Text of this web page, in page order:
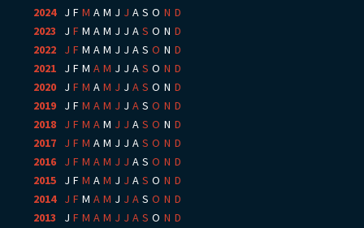
2024: J F M A M J J A S O N D
2023
J F M A M J J A S O N D
2022
J F M A M J J A S O N D
2021
J F M A M J J A S O N D
2020
J F M A M J J A S O N D
2019
J F M A M J J A S O N D
2018
J F M A M J J A S O N D
2017
J F M A M J J A S O N D
2016
J F M A M J J A S O N D
2015
J F M A M J J A S O N D
2014: J F M A M J J A S O N D
2013
J F M A M J J A S O N D